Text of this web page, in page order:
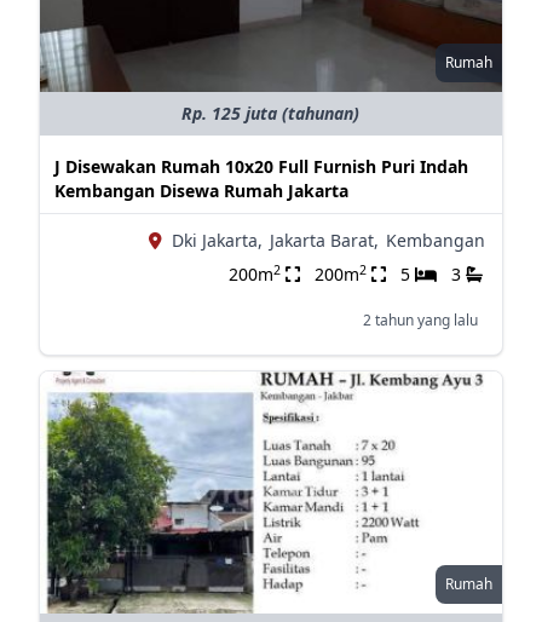
Rumah
Rp. 125 juta (tahunan)
J Disewakan Rumah 10x20 Full Furnish Puri Indah
Kembangan Disewa Rumah Jakarta
Dki Jakarta, Jakarta Barat, Kembangan
200m2 200m2 5 3
2 tahun yang lalu
Rumah